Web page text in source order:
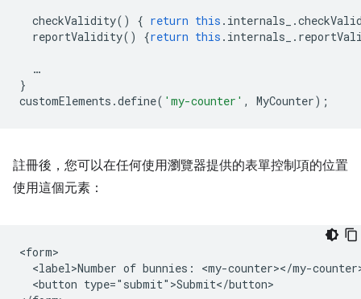
checkValidity() { return this . internals_ .
reportValidity() {return this . internals_ .
…
}
customElements .define( 'my-counter' , MyCounter);
註冊後，您可以在任何使用瀏覽器提供的表單控制項的位置
使用這個元素：
<form>
<label>Number of bunnies: <my-counter></my-
  <button type="submit">Submit</button>